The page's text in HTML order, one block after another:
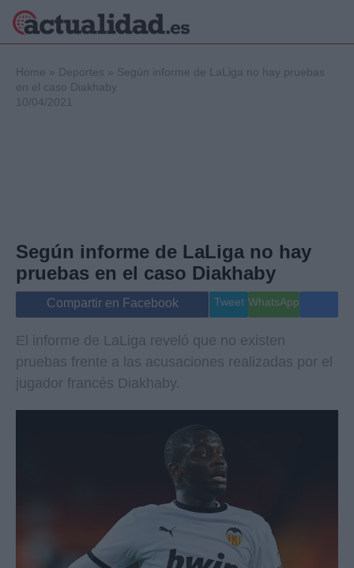
Internacional
Viajes
Gente
Musica
Home » Deportes » Según informe de LaLiga no hay pruebas
en el caso Diakhaby
10/04/2021
Según informe de LaLiga no hay
pruebas en el caso Diakhaby
Compartir en Facebook Tweet WhatsApp
El informe de LaLiga reveló que no existen
pruebas frente a las acusaciones realizadas por el
jugador francés Diakhaby.